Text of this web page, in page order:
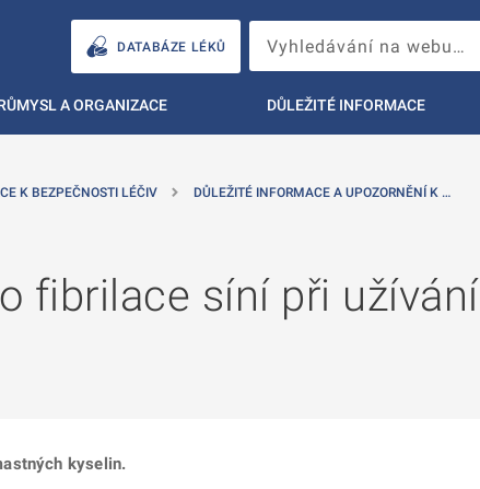
DATABÁZE LÉKŮ
A ORGANIZACE DŮLEŽITÉ INFORMACE
K BEZPEČNOSTI LÉČIV
DŮLEŽITÉ INFORMACE A UPOZORNĚNÍ K …
fibrilace síní při užívání
kyselin.